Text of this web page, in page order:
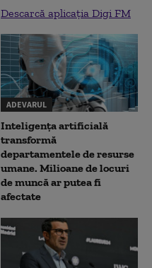
Descarcă aplicația Digi FM
ADEVARUL
Inteligența artificială
transformă
departamentele de resurse
umane. Milioane de locuri
de muncă ar putea fi
afectate